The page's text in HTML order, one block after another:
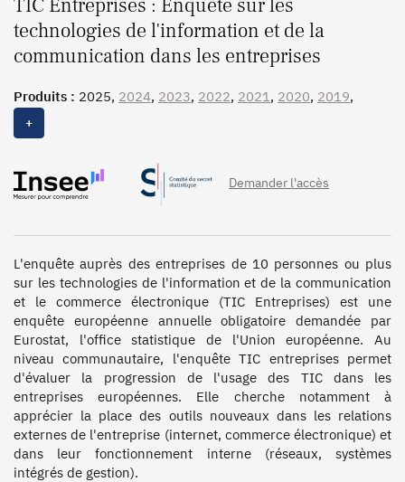
TIC Entreprises : Enquête sur les
technologies de l'information et de la
communication dans les entreprises
Produits : 2025, 2024, 2023, 2022, 2021, 2020, 2019,
2018
2009
+
Demander l'accès
L'enquête auprès des entreprises de 10 personnes ou plus
sur les technologies de l'information et de la communication
et le commerce électronique (TIC Entreprises) est une
enquête européenne annuelle obligatoire demandée par
Eurostat, l'office statistique de l'Union européenne. Au
niveau communautaire, l'enquête TIC entreprises permet
d'évaluer la progression de l'usage des TIC dans les
entreprises européennes. Elle cherche notamment à
apprécier la place des outils nouveaux dans les relations
externes de l'entreprise (internet, commerce électronique) et
dans leur fonctionnement interne (réseaux, systèmes
intégrés de gestion).